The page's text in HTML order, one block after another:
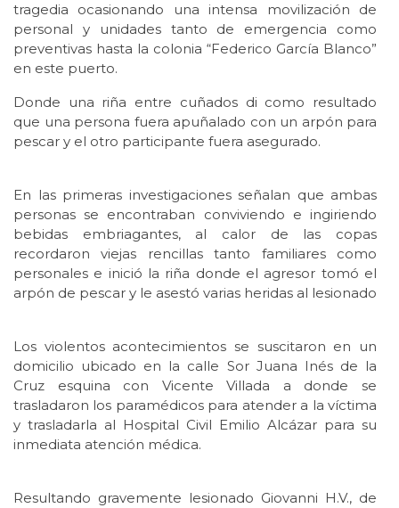
tragedia ocasionando una intensa movilización de
personal y unidades tanto de emergencia como
preventivas hasta la colonia “Federico García Blanco”
en este puerto.
Donde una riña entre cuñados di como resultado
que una persona fuera apuñalado con un arpón para
pescar y el otro participante fuera asegurado.
En las primeras investigaciones señalan que ambas
personas se encontraban conviviendo e ingiriendo
bebidas embriagantes, al calor de las copas
recordaron viejas rencillas tanto familiares como
personales e inició la riña donde el agresor tomó el
arpón de pescar y le asestó varias heridas al lesionado
Los violentos acontecimientos se suscitaron en un
domicilio ubicado en la calle Sor Juana Inés de la
Cruz esquina con Vicente Villada a donde se
trasladaron los paramédicos para atender a la víctima
y trasladarla al Hospital Civil Emilio Alcázar para su
inmediata atención médica.
Resultando gravemente lesionado Giovanni H.V., de